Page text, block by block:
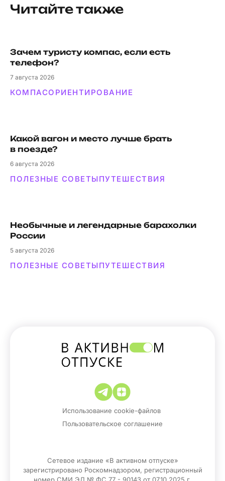
Читайте также
Зачем туристу компас, если есть
телефон?
7 августа 2026
КОМПАСОРИЕНТИРОВАНИЕ
Какой вагон и мес­то луч­ше брать
в поезде?
6 августа 2026
ПОЛЕЗНЫЕ СОВЕТЫПУТЕШЕСТВИЯ
Необычные и легендарные барахолки
России
5 августа 2026
ПОЛЕЗНЫЕ СОВЕТЫПУТЕШЕСТВИЯ
Использование cookie-файлов
Пользовательское соглашение
Сетевое издание «В активном отпуске»
зарегистрировано Роскомнадзором, регистрационный